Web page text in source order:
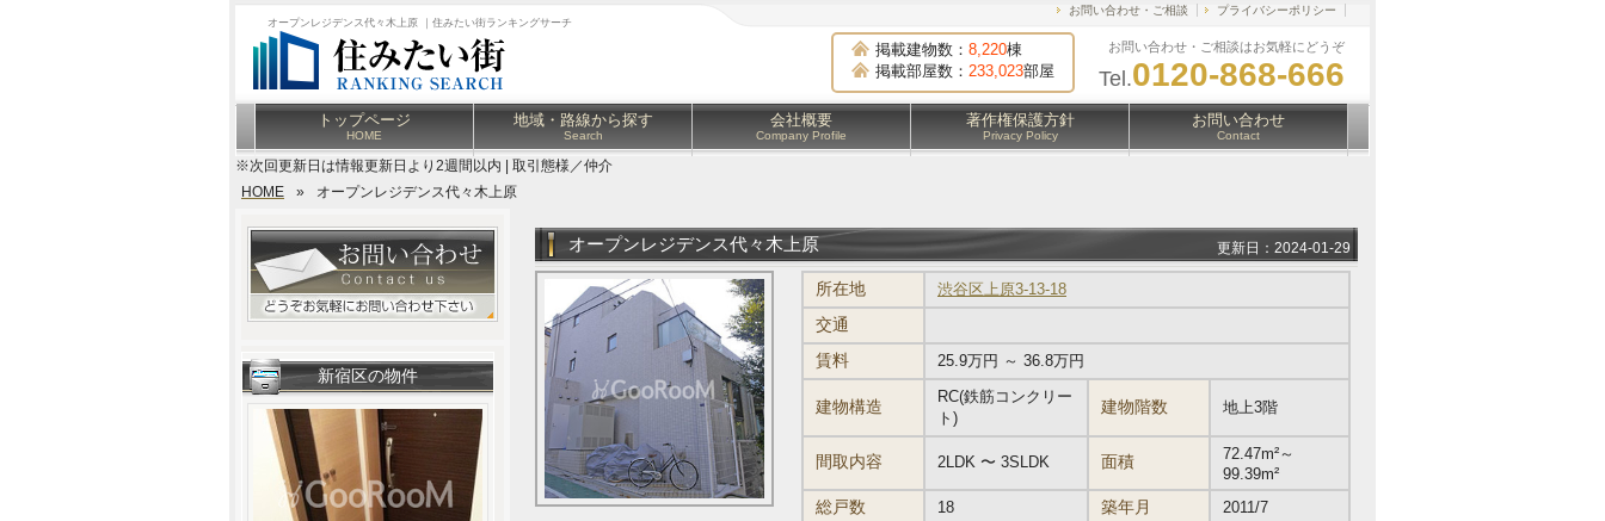
オープンレジデンス代々木上原 ｜住みたい街ランキングサーチ
掲載建物数： 8,220棟
掲載部屋数： 233,023部屋
お問い合わせ・ご相談はお気軽にどうぞ
Tel.0120-868-666
お問い合わせ・ご相談 プライバシーポリシー
トップページ
HOME
地域・路線から探す
Search
会社概要
Company Profile
著作権保護方針
Privacy Policy
お問い合わせ
Contact
※次回更新日は情報更新日より2週間以内 | 取引態様／仲介
HOME
» オープンレジデンス代々木上原
オープンレジデンス代々木上原 更新日：2024-01-29
所在地 渋谷区上原3-13-18
交通
賃料
25.9万円 ～ 36.8万円
建物構造
RC(鉄筋コンクリー
ト)
建物階数 地上3階
間取内容 2LDK 〜 3SLDK 面積
72.47m²～
99.39m²
総戸数 18 築年月 2011/7
新宿区の物件